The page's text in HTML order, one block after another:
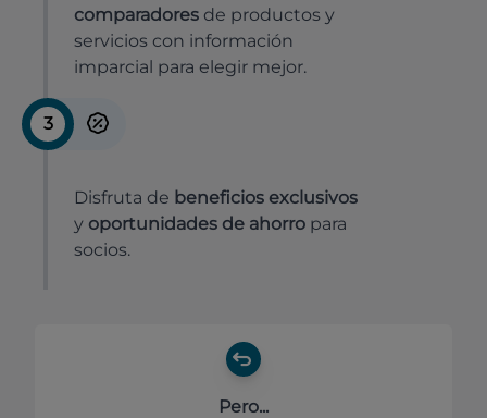
comparadores de productos y
servicios con información
imparcial para elegir mejor.
3
Disfruta de beneficios exclusivos
y oportunidades de ahorro para
socios.
Pero...